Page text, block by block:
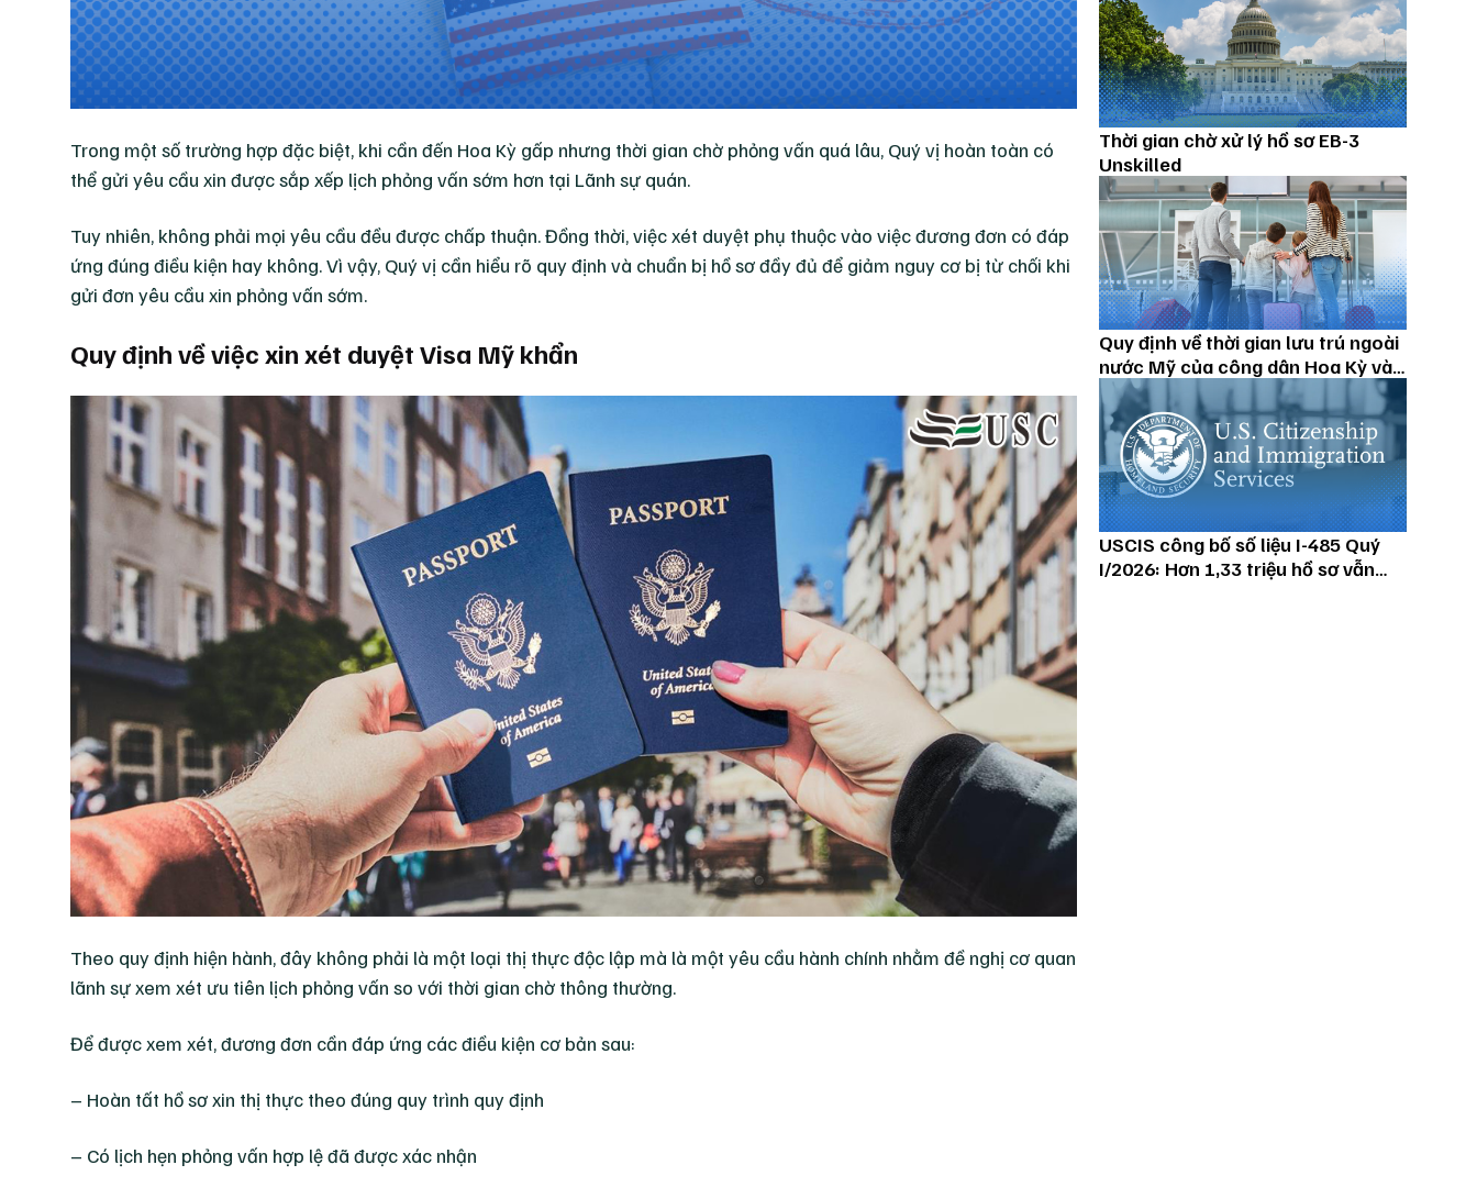
Trong một số trường hợp đặc biệt, khi cần đến Hoa Kỳ gấp nhưng thời gian chờ phỏng vấn quá lâu, Quý vị hoàn toàn có
thể gửi yêu cầu xin được sắp xếp lịch phỏng vấn sớm hơn tại Lãnh sự quán.
Tuy nhiên, không phải mọi yêu cầu đều được chấp thuận. Đồng thời, việc xét duyệt phụ thuộc vào việc đương đơn có đáp
ứng đúng điều kiện hay không. Vì vậy, Quý vị cần hiểu rõ quy định và chuẩn bị hồ sơ đầy đủ để giảm nguy cơ bị từ chối khi
gửi đơn yêu cầu xin phỏng vấn sớm.
Quy định về việc xin xét duyệt Visa Mỹ khẩn
Theo quy định hiện hành, đây không phải là một loại thị thực độc lập mà là một yêu cầu hành chính nhằm đề nghị cơ quan
lãnh sự xem xét ưu tiên lịch phỏng vấn so với thời gian chờ thông thường.
Để được xem xét, đương đơn cần đáp ứng các điều kiện cơ bản sau:
– Hoàn tất hồ sơ xin thị thực theo đúng quy trình quy định
– Có lịch hẹn phỏng vấn hợp lệ đã được xác nhận
Thời gian chờ xử lý hồ sơ EB-3
Unskilled
Quy định về thời gian lưu trú ngoài
nước Mỹ của công dân Hoa Kỳ và
thường trú nhân
USCIS công bố số liệu I-485 Quý
I/2026: Hơn 1,33 triệu hồ sơ vẫn